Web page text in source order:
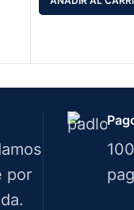
por